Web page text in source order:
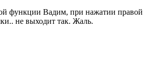
функции Вадим, при нажатии правой
не выходит так. Жаль.